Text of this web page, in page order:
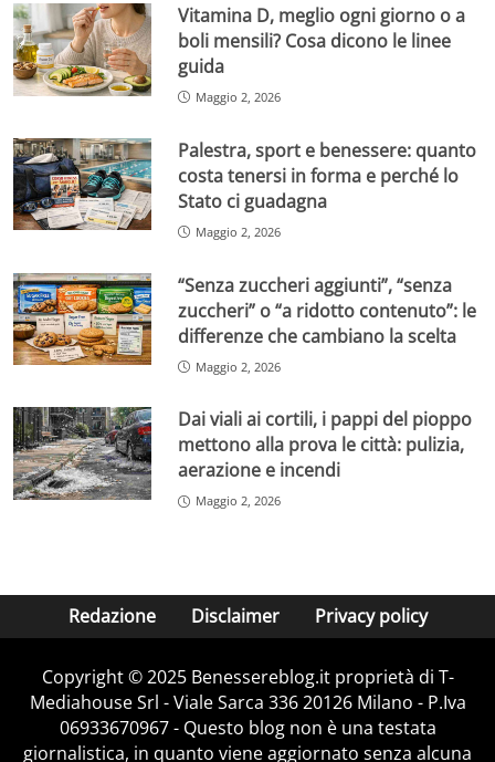
Vitamina D, meglio ogni giorno o a
boli mensili? Cosa dicono le linee
guida
Maggio 2, 2026
Palestra, sport e benessere: quanto
costa tenersi in forma e perché lo
Stato ci guadagna
Maggio 2, 2026
“Senza zuccheri aggiunti”, “senza
zuccheri” o “a ridotto contenuto”: le
differenze che cambiano la scelta
Maggio 2, 2026
Dai viali ai cortili, i pappi del pioppo
mettono alla prova le città: pulizia,
aerazione e incendi
Maggio 2, 2026
Redazione Disclaimer Privacy policy
Copyright © 2025 Benessereblog.it proprietà di T-
Mediahouse Srl - Viale Sarca 336 20126 Milano - P.Iva
06933670967 - Questo blog non è una testata
giornalistica, in quanto viene aggiornato senza alcuna